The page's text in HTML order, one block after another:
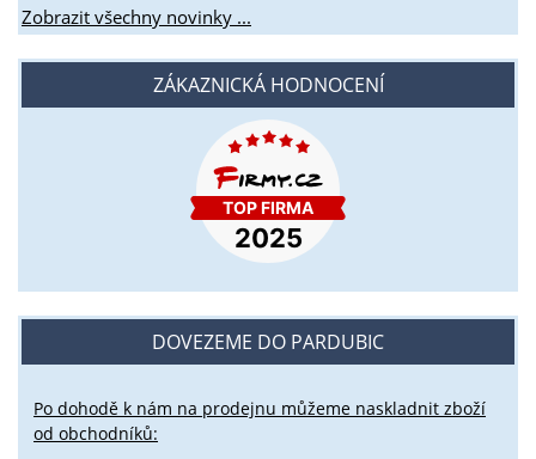
Zobrazit všechny novinky ...
ZÁKAZNICKÁ HODNOCENÍ
DOVEZEME DO PARDUBIC
Po dohodě k nám na prodejnu můžeme naskladnit zboží
od obchodníků: